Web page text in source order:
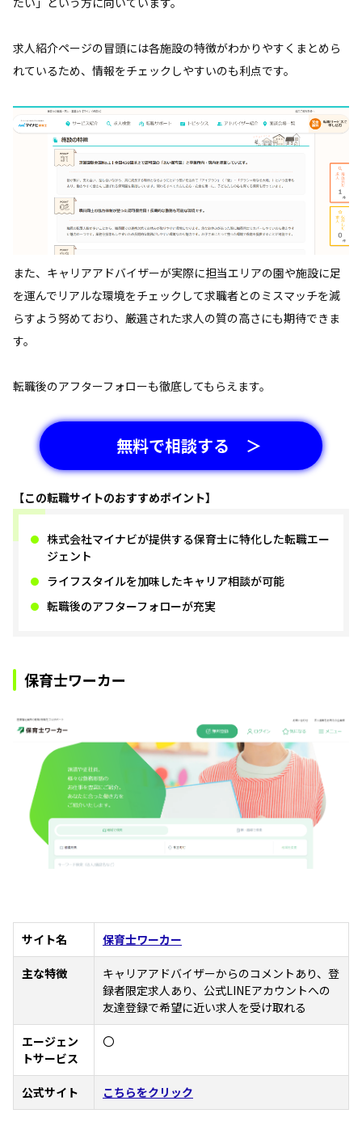
求人紹介ページの冒頭には各施設の特徴がわかりやすくまとめら
れているため、情報をチェックしやすいのも利点です。
また、キャリアアドバイザーが実際に担当エリアの園や施設に足
を運んでリアルな環境をチェックして求職者とのミスマッチを減
らすよう努めており、厳選された求人の質の高さにも期待できま
す。
転職後のアフターフォローも徹底してもらえます。
無料で相談する ＞
【この転職サイトのおすすめポイント】
株式会社マイナビが提供する保育士に特化した転職エー
ジェント
ライフスタイルを加味したキャリア相談が可能
転職後のアフターフォローが充実
保育士ワーカー
サイト名 保育士ワーカー
主な特徴
キャリアアドバイザーからのコメントあり、登
録者限定求人あり、公式LINEアカウントへの
友達登録で希望に近い求人を受け取れる
エージェン
トサービス
〇
公式サイト こちらをクリック